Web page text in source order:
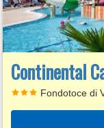
Continental
Fondotoce di